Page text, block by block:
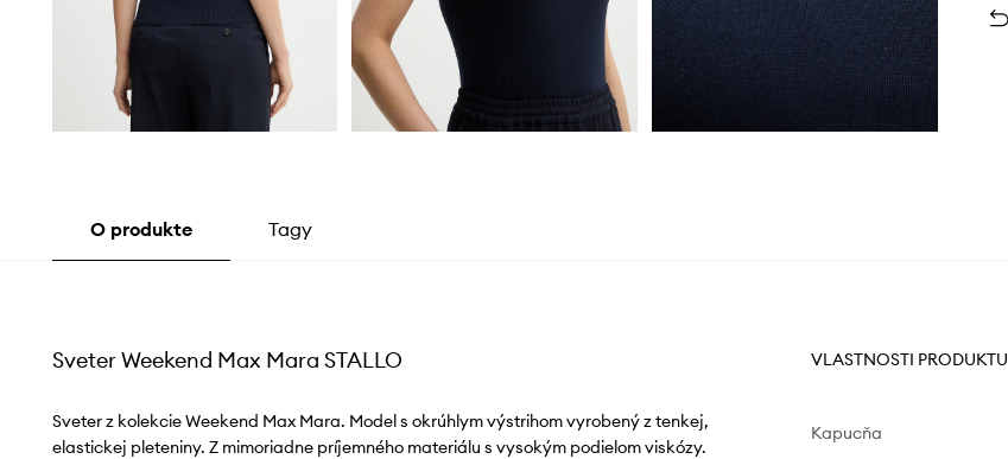
O produkte Tagy
Sveter Weekend Max Mara STALLO
Sveter z kolekcie Weekend Max Mara. Model s okrúhlym výstrihom vyrobený z tenkej,
elastickej pleteniny. Z mimoriadne príjemného materiálu s vysokým podielom viskózy.
VLASTNOSTI PRODUKTU
Kapucňa